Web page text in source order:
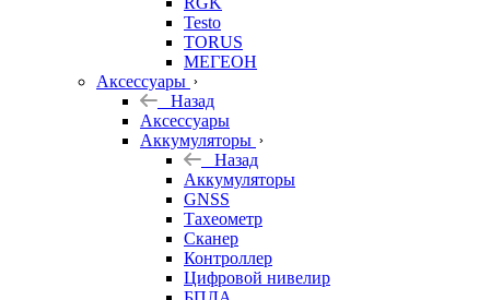
Testo
TORUS
МЕГЕОН
Аксессуары
Назад
Аксессуары
Аккумуляторы
Назад
Аккумуляторы
GNSS
Тахеометр
Сканер
Контроллер
Цифровой нивелир